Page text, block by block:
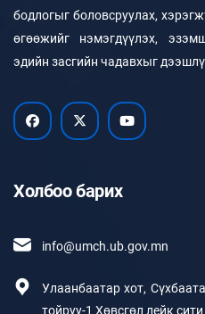
бодлогыг боловсруулах,
өгөөжийг нэмэгдүүлэх,
эдийн засгийн чадавхыг
Холбоо барих
info@umch.ub.gov.mn
Улаанбаатар хот,
тойруу-1 Хөвсгөл лейк